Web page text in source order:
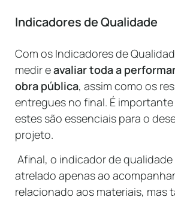
Indicadores de Qualidade
Com os Indicadores de
medir eavaliar toda a
obra pública, assim como os
entregues no final. É
estes são essenciais para o
projeto.
Afinal, o indicador de
atrelado apenas ao
relacionado aos materiais, mas